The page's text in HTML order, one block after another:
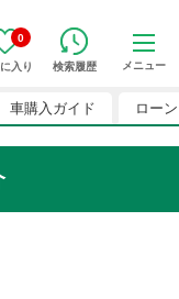
0
入り 検索履歴 メニュー
車購入ガイド ローン